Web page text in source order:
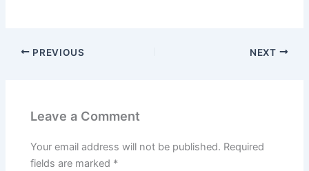
PREVIOUS NEXT
Leave a Comment
Your email address will not be published. Required
fields are marked *